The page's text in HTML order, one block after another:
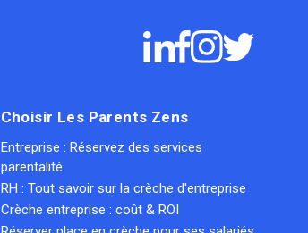
Choisir Les Parents Zens
Entreprise : Réservez des services
parentalité
RH : Tout savoir sur la crèche d'entreprise
Crèche entreprise : coût & ROI